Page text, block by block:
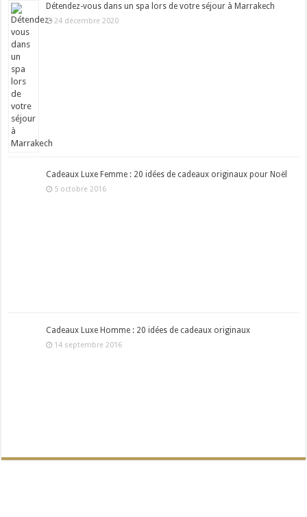
Détendez-vous dans un spa lors de votre séjour à Marrakech
24 décembre 2020
Cadeaux Luxe Femme : 20 idées de cadeaux originaux pour Noël
5 octobre 2016
Cadeaux Luxe Homme : 20 idées de cadeaux originaux
14 septembre 2016